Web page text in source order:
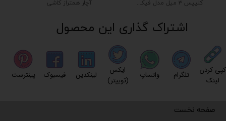
آچار همتراز کاشی کلیپس ۳ میل مدل فیکس تایل
کپی کردن
لینک
تلگرام واتساپ
ایکس
(توییتر)
لینکدین فیسبوک پینترست
اشتراک گذاری این محصول
صفحه نخست